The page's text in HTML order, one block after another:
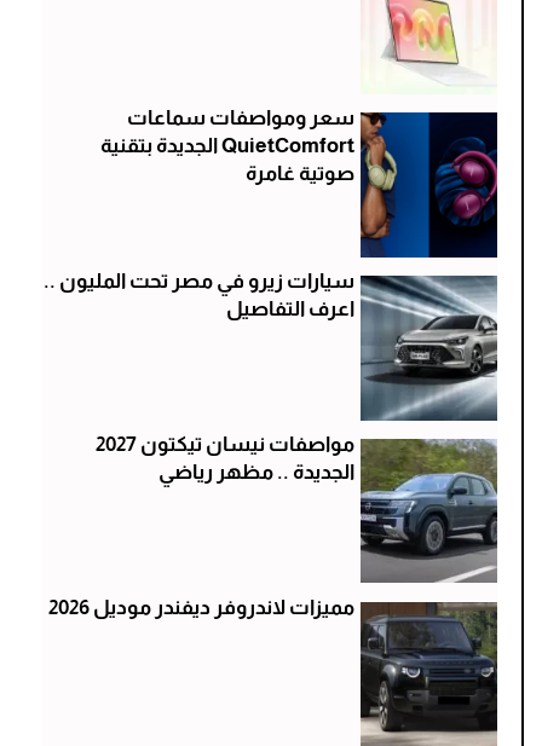
سعر ومواصفات سماعات
QuietComfort الجديدة بتقنية
صوتية غامرة
سيارات زيرو في مصر تحت المليون ..
اعرف التفاصيل
مواصفات نيسان تيكتون 2027
الجديدة .. مظهر رياضي
مميزات لاندروفر ديفندر موديل 2026